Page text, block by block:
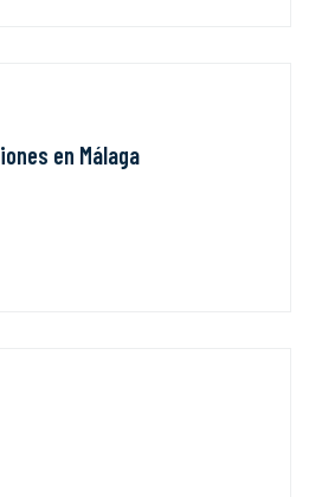
en Málaga